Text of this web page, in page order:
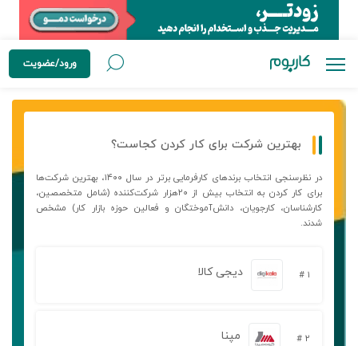
ورود/عضویت
بهترین شرکت برای کار کردن کجاست؟
در نظرسنجی انتخاب برندهای کارفرمایی برتر در سال ۱۴۰۰، بهترین شرکت‌ها
برای کار کردن به انتخاب بیش از ۲۰هزار شرکت‌کننده (شامل متخصصین،
کارشناسان، کارجویان، دانش‌آموختگان و فعالین حوزه بازار کار) مشخص
شدند.
۱ # دیجی کالا
۲ # مپنا